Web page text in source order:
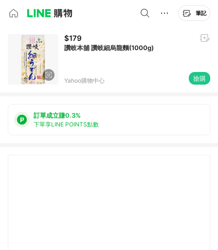
筆記
$179
讚岐本舖 讚岐細烏龍麵(1000g)
Yahoo購物中心 搶購
訂單成立賺0.3%
下單享LINE POINTS點數